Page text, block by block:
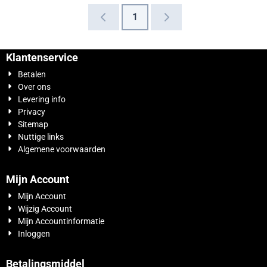
1
Klantenservice
Betalen
Over ons
Levering info
Privacy
Sitemap
Nuttige links
Algemene voorwaarden
Mijn Account
Mijn Account
Wijzig Account
Mijn Accountinformatie
Inloggen
Betalingsmiddel